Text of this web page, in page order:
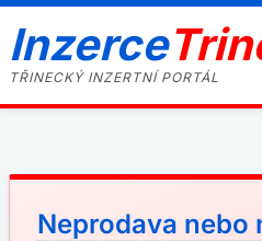
Inzerce
TŘINECKÝ INZERTNÍ PORTÁL
Neprodava nebo